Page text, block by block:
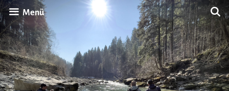
Zum
Inhalt
springen
Menü